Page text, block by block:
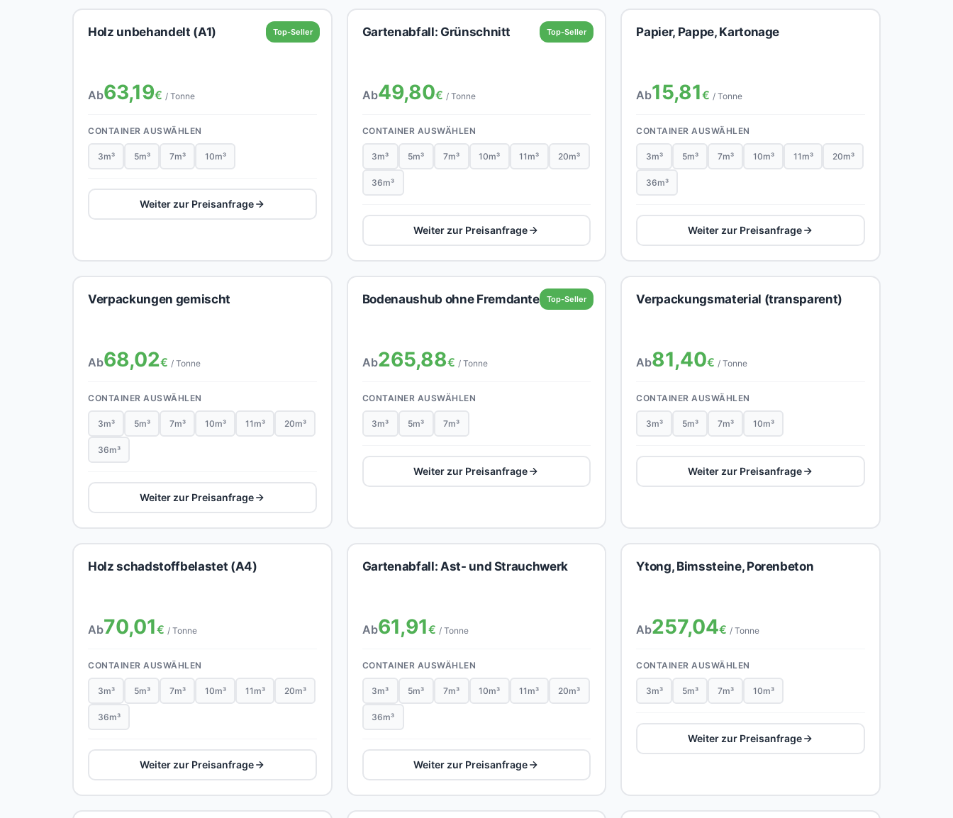
Top-Seller
Holz unbehandelt (A1)
Ab63,19€ / Tonne
CONTAINER AUSWÄHLEN
3m³ 5m³ 7m³ 10m³
Weiter zur Preisanfrage
Top-Seller
Gartenabfall: Grünschnitt
Ab49,80€ / Tonne
CONTAINER AUSWÄHLEN
3m³ 5m³ 7m³ 10m³ 11m³ 20m³
36m³
Weiter zur Preisanfrage
Papier, Pappe, Kartonage
Ab15,81€ / Tonne
CONTAINER AUSWÄHLEN
3m³ 5m³ 7m³ 10m³ 11m³ 20m³
36m³
Weiter zur Preisanfrage
Verpackungen gemischt
Ab68,02€ / Tonne
CONTAINER AUSWÄHLEN
3m³ 5m³ 7m³ 10m³ 11m³ 20m³
36m³
Weiter zur Preisanfrage
Top-Seller
Bodenaushub ohne Fremdanteil
Ab265,88€ / Tonne
CONTAINER AUSWÄHLEN
3m³ 5m³ 7m³
Weiter zur Preisanfrage
Verpackungsmaterial (transparent)
Ab81,40€ / Tonne
CONTAINER AUSWÄHLEN
3m³ 5m³ 7m³ 10m³
Weiter zur Preisanfrage
Holz schadstoffbelastet (A4)
Ab70,01€ / Tonne
CONTAINER AUSWÄHLEN
3m³ 5m³ 7m³ 10m³ 11m³ 20m³
36m³
Weiter zur Preisanfrage
Gartenabfall: Ast- und Strauchwerk
Ab61,91€ / Tonne
CONTAINER AUSWÄHLEN
3m³ 5m³ 7m³ 10m³ 11m³ 20m³
36m³
Weiter zur Preisanfrage
Ytong, Bimssteine, Porenbeton
Ab257,04€ / Tonne
CONTAINER AUSWÄHLEN
3m³ 5m³ 7m³ 10m³
Weiter zur Preisanfrage